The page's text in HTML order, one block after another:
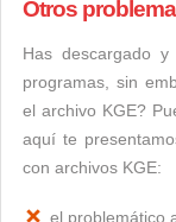
Otros
Has descargado
programas, sin
el archivo KGE?
aquí te
con archivos KGE:
el problemático